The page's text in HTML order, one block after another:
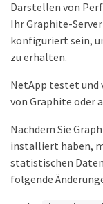
Darstellen von
Ihr Graphite-
konfiguriert sein,
zu erhalten.
NetApp testet und
von Graphite oder
Nachdem Sie
installiert haben,
statistischen
folgende